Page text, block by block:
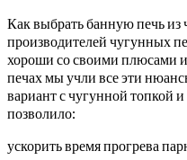
Как выбрать банную печь из
производителей чугунных
хороши со своими плюсами
печах мы учли все эти
вариант с чугунной топкой
позволило:
ускорить время прогрева